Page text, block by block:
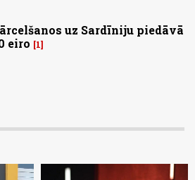
uz Sardīniju piedāvā
eiro
1